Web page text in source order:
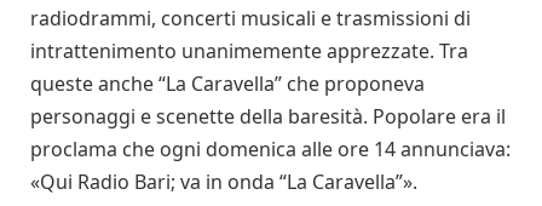
radiodrammi, concerti musicali e trasmissioni di
intrattenimento unanimemente apprezzate. Tra
queste anche “La Caravella” che proponeva
personaggi e scenette della baresità. Popolare era il
proclama che ogni domenica alle ore 14 annunciava:
«Qui Radio Bari; va in onda “La Caravella”».